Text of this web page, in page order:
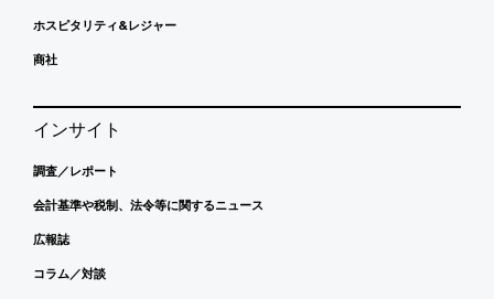
ホスピタリティ&レジャー
商社
インサイト
調査／レポート
会計基準や税制、法令等に関するニュース
広報誌
コラム／対談